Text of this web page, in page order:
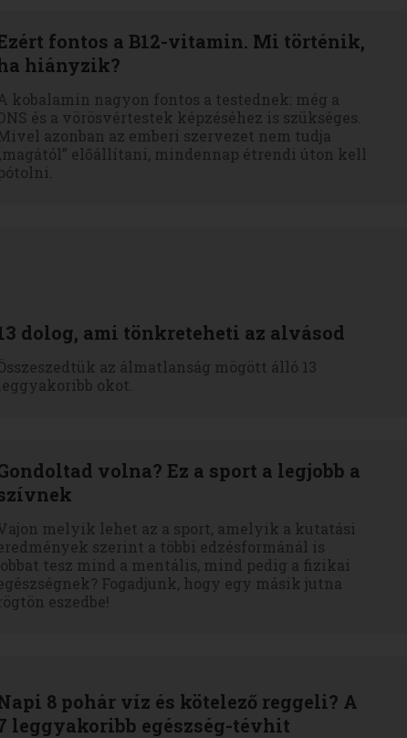
fontos a B12-vitamin. Mi történik,
hiányzik?
kobalamin nagyon fontos a testednek: még a
és a vörösvértestek képzéséhez is szükséges.
azonban az emberi szervezet nem tudja
előállítani, mindennap étrendi úton kell
dolog, ami tönkreteheti az alvásod
az álmatlanság mögött álló 13
okot.
volna? Ez a sport a legjobb a
melyik lehet az a sport, amelyik a kutatási
szerint a többi edzésformánál is
tesz mind a mentális, mind pedig a fizikai
Fogadjunk, hogy egy másik jutna
eszedbe!
8 pohár víz és kötelező reggeli? A
leggyakoribb egészség-tévhit